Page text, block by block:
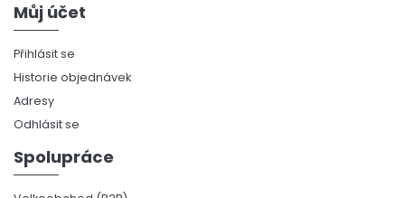
Můj účet
Přihlásit se
Historie objednávek
Adresy
Odhlásit se
Spolupráce